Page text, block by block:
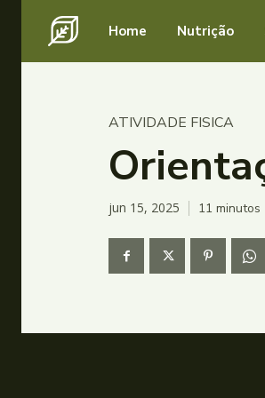
Home Nutrição
ATIVIDADE FISICA
jun 15, 2025 11 minutos